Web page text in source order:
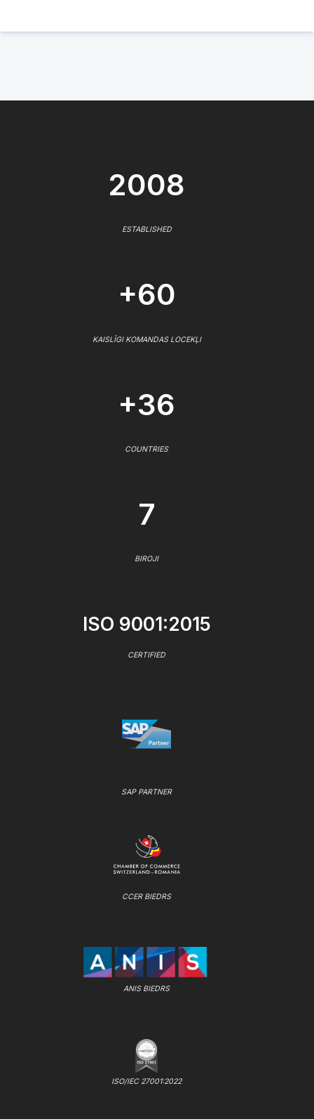
2008
ESTABLISHED
+60
KAISLĪGI KOMANDAS LOCEKĻI
+36
COUNTRIES
7
BIROJI
ISO 9001:2015
CERTIFIED
SAP PARTNER
CCER BIEDRS
ANIS BIEDRS
ISO/IEC 27001:2022